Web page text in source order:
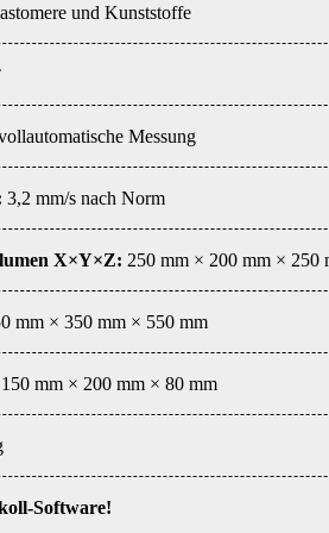
und Kunststoffe
Messung
3,2 mm/s nach Norm
X×Y×Z: 250 mm × 200 mm × 250
mm × 350 mm × 550 mm
150 mm × 200 mm × 80 mm
Software!